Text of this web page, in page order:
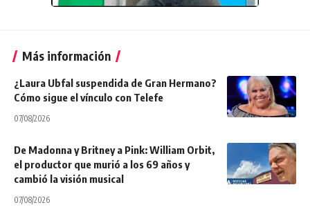
Más información
¿Laura Ubfal suspendida de Gran Hermano?
Cómo sigue el vínculo con Telefe
07/08/2026
De Madonna y Britney a Pink: William Orbit,
el productor que murió a los 69 años y
cambió la visión musical
07/08/2026